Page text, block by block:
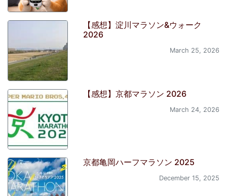
【感想】淀川マラソン&ウォーク
2026
March 25, 2026
【感想】京都マラソン 2026
March 24, 2026
京都亀岡ハーフマラソン 2025
December 15, 2025